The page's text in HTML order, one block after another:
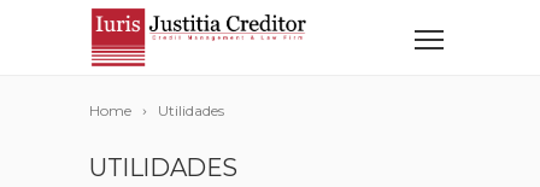
Home Utilidades
UTILIDADES